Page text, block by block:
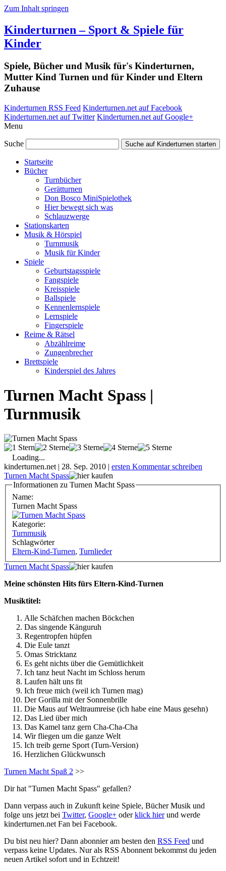
Zum Inhalt springen
Kinderturnen – Sport & Spiele für
Kinder
Spiele, Bücher und Musik für's Kinderturnen,
Mutter Kind Turnen und für Kinder und Eltern
Zuhause
Kinderturnen RSS Feed Kinderturnen.net auf Facebook
Kinderturnen.net auf Twitter Kinderturnen.net auf Google+
Menu
Suche Suche auf Kinderturnen starten
Startseite
Bücher
Turnbücher
Gerätturnen
Don Bosco MiniSpielothek
Hier bewegt sich was
Schlauzwerge
Stationskarten
Musik & Hörspiel
Turnmusik
Musik für Kinder
Spiele
Geburtstagsspiele
Fangspiele
Kreisspiele
Ballspiele
Kennenlernspiele
Lernspiele
Fingerspiele
Reime & Rätsel
Abzählreime
Zungenbrecher
Brettspiele
Kinderspiel des Jahres
Turnen Macht Spass |
Turnmusik
Loading...
kinderturnen.net| 28. Sep. 2010 | ersten Kommentar schreiben
Turnen Macht Spass
Informationen zu Turnen Macht Spass
Name:
Turnen Macht Spass
Kategorie:
Turnmusik
Schlagwörter
Eltern-Kind-Turnen, Turnlieder
Turnen Macht Spass
Meine schönsten Hits fürs Eltern-Kind-Turnen
Musiktitel:
Alle Schäfchen machen Böckchen
Das singende Känguruh
Regentropfen hüpfen
Die Eule tanzt
Omas Stricktanz
Es geht nichts über die Gemütlichkeit
Ich tanz heut Nacht im Schloss herum
Laufen hält uns fit
Ich freue mich (weil ich Turnen mag)
Der Gorilla mit der Sonnenbrille
Die Maus auf Weltraumreise (ich habe eine Maus gesehn)
Das Lied über mich
Das Kamel tanz gern Cha-Cha-Cha
Wir fliegen um die ganze Welt
Ich treib gerne Sport (Turn-Version)
Herzlichen Glückwunsch
Turnen Macht Spaß 2 >>
Dir hat "Turnen Macht Spass" gefallen?
Dann verpass auch in Zukunft keine Spiele, Bücher Musik und
folge uns jetzt bei Twitter, Google+ oderklick hierund werde
kinderturnen.net Fan bei Facebook.
Du bist neu hier? Dann abonnier am besten den RSS Feed und
verpass keine Updates. Nur als RSS Abonnent bekommst du jeden
neuen Artikel sofort und in Echtzeit!